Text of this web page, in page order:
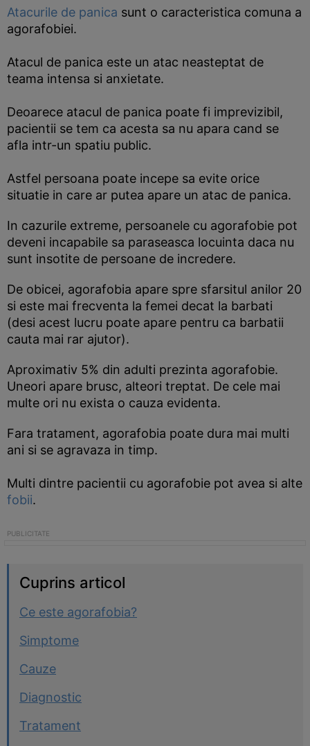
Atacurile de panica sunt o caracteristica comuna a
agorafobiei.
Atacul de panica este un atac neasteptat de
teama intensa si anxietate.
Deoarece atacul de panica poate fi imprevizibil,
pacientii se tem ca acesta sa nu apara cand se
afla intr-un spatiu public.
Astfel persoana poate incepe sa evite orice
situatie in care ar putea apare un atac de panica.
In cazurile extreme, persoanele cu agorafobie pot
deveni incapabile sa paraseasca locuinta daca nu
sunt insotite de persoane de incredere.
De obicei, agorafobia apare spre sfarsitul anilor 20
si este mai frecventa la femei decat la barbati
(desi acest lucru poate apare pentru ca barbatii
cauta mai rar ajutor).
Aproximativ 5% din adulti prezinta agorafobie.
Uneori apare brusc, alteori treptat. De cele mai
multe ori nu exista o cauza evidenta.
Fara tratament, agorafobia poate dura mai multi
ani si se agravaza in timp.
Multi dintre pacientii cu agorafobie pot avea si alte
fobii.
Cuprins articol
Ce este agorafobia?
Simptome
Cauze
Diagnostic
Tratament